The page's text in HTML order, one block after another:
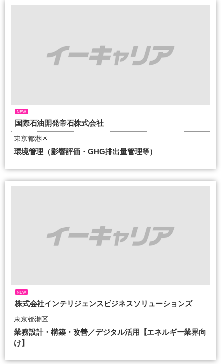
NEW
国際石油開発帝石株式会社
東京都港区
環境管理（影響評価・GHG排出量管理等）
NEW
株式会社インテリジェンスビジネスソリューションズ
東京都港区
業務設計・構築・改善／デジタル活用【エネルギー業界向
け】